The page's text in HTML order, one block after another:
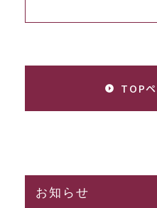
TOP
お知らせ